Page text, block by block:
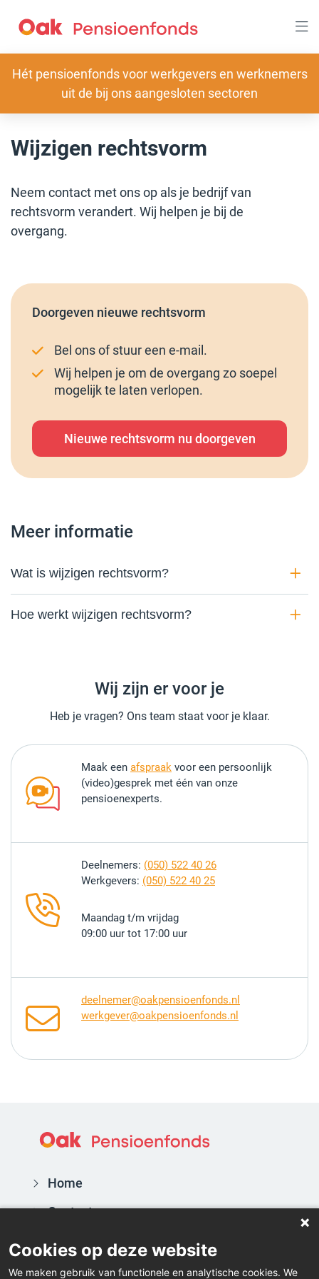
naar
gaan
Slogan
Hét pensioenfonds voor werkgevers en werknemers
uit de bij ons aangesloten sectoren
Wijzigen rechtsvorm
Neem contact met ons op als je bedrijf van
rechtsvorm verandert. Wij helpen je bij de
overgang.
Doorgeven nieuwe rechtsvorm
Bel ons of stuur een e-mail.
Wij helpen je om de overgang zo soepel
mogelijk te laten verlopen.
Nieuwe rechtsvorm nu doorgeven
Meer informatie
Wat is wijzigen rechtsvorm?
Hoe werkt wijzigen rechtsvorm?
Wij zijn er voor je
Heb je vragen? Ons team staat voor je klaar.
Maak een afspraak voor een persoonlijk
(video)gesprek met één van onze
pensioenexperts.
Deelnemers: (050) 522 40 26
Werkgevers: (050) 522 40 25
Maandag t/m vrijdag
09:00 uur tot 17:00 uur
deelnemer@oakpensioenfonds.nl
werkgever@oakpensioenfonds.nl
Home
Contact
Actueel
Vacatures
Cookies op deze website
We maken gebruik van functionele en analytische cookies. We